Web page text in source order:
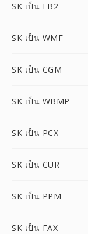
SK เป็น FB2
SK เป็น WMF
SK เป็น CGM
SK เป็น WBMP
SK เป็น PCX
SK เป็น CUR
SK เป็น PPM
SK เป็น FAX